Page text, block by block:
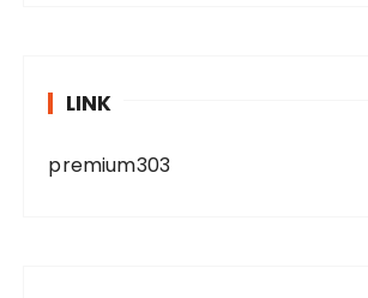
LINK
premium303